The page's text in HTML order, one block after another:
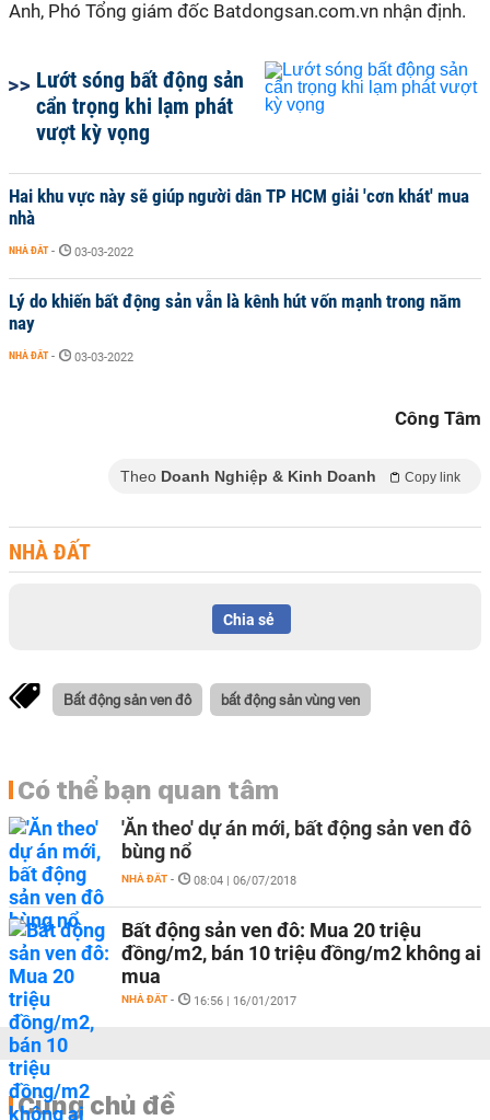
Anh, Phó Tổng giám đốc Batdongsan.com.vn nhận định.
Lướt sóng bất động sản
cẩn trọng khi lạm phát
vượt kỳ vọng
Hai khu vực này sẽ giúp người dân TP HCM giải 'cơn khát' mua
nhà
NHÀ ĐẤT - 03-03-2022
Lý do khiến bất động sản vẫn là kênh hút vốn mạnh trong năm
nay
NHÀ ĐẤT - 03-03-2022
Công Tâm
Theo Doanh Nghiệp & Kinh Doanh Copy link
NHÀ ĐẤT
Chia sẻ
Bất động sản ven đô bất động sản vùng ven
Có thể bạn quan tâm
'Ăn theo' dự án mới, bất động sản ven đô
bùng nổ
NHÀ ĐẤT - 08:04 | 06/07/2018
Bất động sản ven đô: Mua 20 triệu
đồng/m2, bán 10 triệu đồng/m2 không ai
mua
NHÀ ĐẤT - 16:56 | 16/01/2017
Cùng chủ đề